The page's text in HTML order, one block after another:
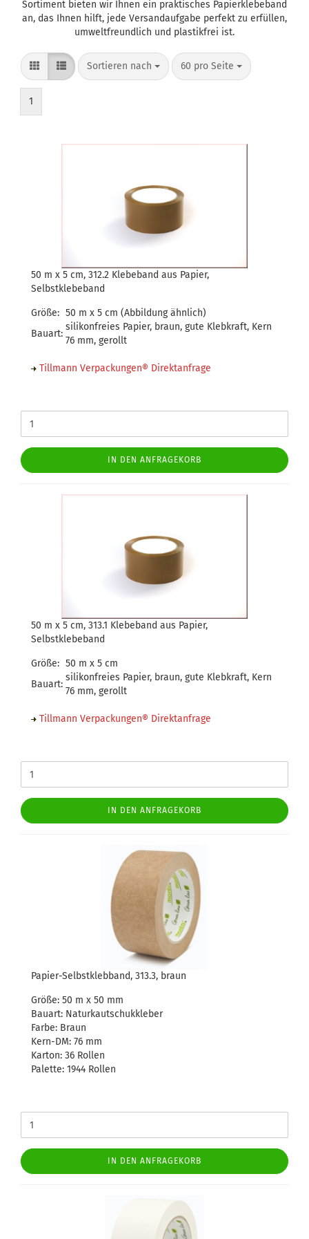
Sortiment bieten wir Ihnen ein praktisches Papierklebeband
an, das Ihnen hilft, jede Versandaufgabe perfekt zu erfüllen,
umweltfreundlich und plastikfrei ist.
Sortieren nach 60 pro Seite
1
50 m x 5 cm, 312.2 Klebeband aus Papier,
Selbstklebeband
Größe: 50 m x 5 cm (Abbildung ähnlich)
Bauart:
silikonfreies Papier, braun, gute Klebkraft, Kern
76 mm, gerollt
Tillmann Verpackungen® Direktanfrage
IN DEN ANFRAGEKORB
50 m x 5 cm, 313.1 Klebeband aus Papier,
Selbstklebeband
Größe: 50 m x 5 cm
Bauart:
silikonfreies Papier, braun, gute Klebkraft, Kern
76 mm, gerollt
Tillmann Verpackungen® Direktanfrage
IN DEN ANFRAGEKORB
Papier-Selbstklebband, 313.3, braun
Größe: 50 m x 50 mm
Bauart: Naturkautschukkleber
Farbe: Braun
Kern-DM: 76 mm
Karton: 36 Rollen
Palette: 1944 Rollen
IN DEN ANFRAGEKORB